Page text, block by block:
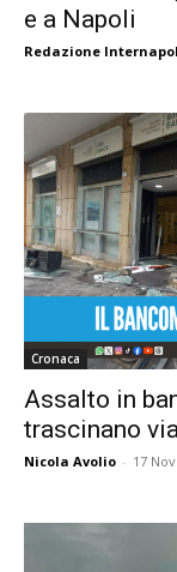
e a Napoli
Redazione
Cronaca
Assalto in
trascinano
Nicola Avolio - 17